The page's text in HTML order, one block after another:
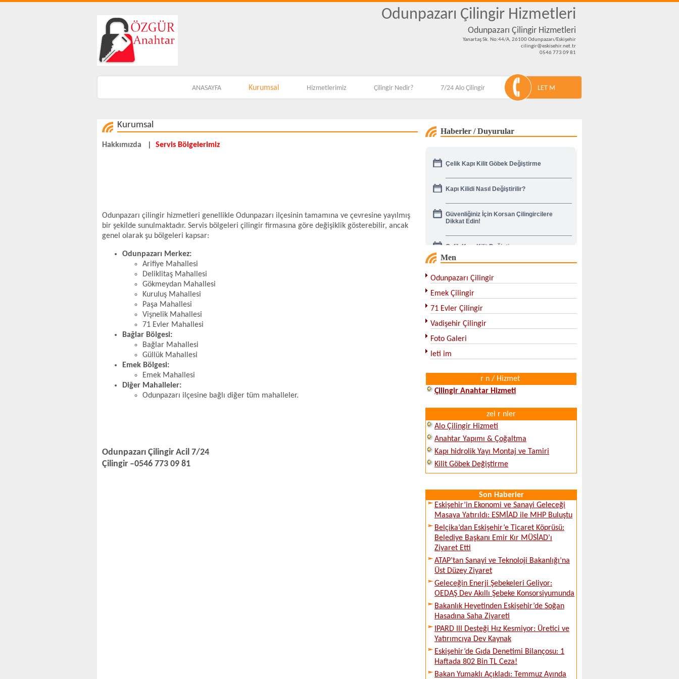
Odunpazarı Çilingir Hizmetleri
Odunpazarı Çilingir Hizmetleri
Yanartaş Sk. No:44/A, 26100 Odunpazarı/Eskişehir
cilingir@eskisehir.net.tr
0546 773 09 81
ANASAYFA Kurumsal Hizmetlerimiz Çilingir Nedir? 7/24 Alo Çilingir LET M
Kurumsal
Hakkımızda Servis Bölgelerimiz
Odunpazarı çilingir hizmetleri genellikle Odunpazarı ilçesinin tamamına ve çevresine yayılmış
bir şekilde sunulmaktadır. Servis bölgeleri çilingir firmasına göre değişiklik gösterebilir, ancak
genel olarak şu bölgeleri kapsar:
Odunpazarı Merkez:
Arifiye Mahallesi
Deliklitaş Mahallesi
Gökmeydan Mahallesi
Kuruluş Mahallesi
Paşa Mahallesi
Vişnelik Mahallesi
71 Evler Mahallesi
Bağlar Bölgesi:
Bağlar Mahallesi
Güllük Mahallesi
Emek Bölgesi:
Emek Mahallesi
Diğer Mahalleler:
Odunpazarı ilçesine bağlı diğer tüm mahalleler.
Odunpazarı Çilingir Acil 7/24
Çilingir –0546 773 09 81
Haberler / Duyurular
Çelik Kapı Kilit Göbek Değiştirme
Kapı Kilidi Nasıl Değiştirilir?
Güvenliğiniz İçin Korsan Çilingircilere
Dikkat Edin!
Çelik Kapı Kilit Değiştirme
Men
Odunpazarı Çilingir
Emek Çilingir
71 Evler Çilingir
Vadişehir Çilingir
Foto Galeri
leti im
r n / Hizmet
Çilingir Anahtar Hizmeti
zel r nler
Alo Çilingir Hizmeti
Anahtar Yapımı & Çoğaltma
Kapı hidrolik Yayı Montaj ve Tamiri
Kilit Göbek Değiştirme
Son Haberler
Eskişehir’in Ekonomi ve Sanayi Geleceği
Masaya Yatırıldı: ESMİAD ile MHP Buluştu
Belçika’dan Eskişehir’e Ticaret Köprüsü:
Belediye Başkanı Emir Kır MÜSİAD’ı
Ziyaret Etti
ATAP’tan Sanayi ve Teknoloji Bakanlığı’na
Üst Düzey Ziyaret
Geleceğin Enerji Şebekeleri Geliyor:
OEDAŞ Dev Akıllı Şebeke Konsorsiyumunda
Bakanlık Heyetinden Eskişehir’de Soğan
Hasadına Saha Ziyareti
IPARD III Desteği Hız Kesmiyor: Üretici ve
Yatırımcıya Dev Kaynak
Eskişehir’de Gıda Denetimi Bilançosu: 1
Haftada 802 Bin TL Ceza!
Bakan Yumaklı Açıkladı: Temmuz Ayında